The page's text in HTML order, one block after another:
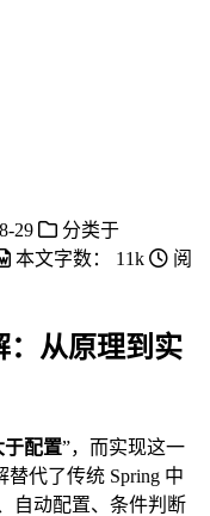
29
分类于
本文字数： 11k
阅
：从原理到实
于配置”，而实现这一
代了传统 Spring 中
自动配置、条件判断